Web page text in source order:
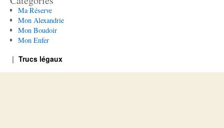
Ma Réserve
Mon Alexandrie
Mon Boudoir
Mon Enfer
Trucs légaux